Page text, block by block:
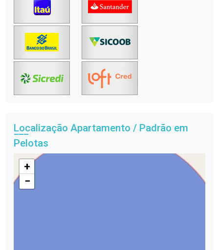
Localização Apartamento / Padrão em
Pelotas
+
−